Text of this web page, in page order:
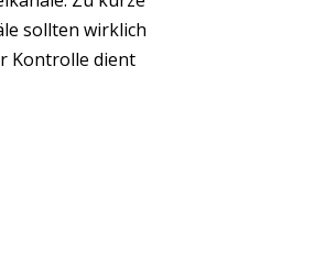
sollten wirklich
Kontrolle dient